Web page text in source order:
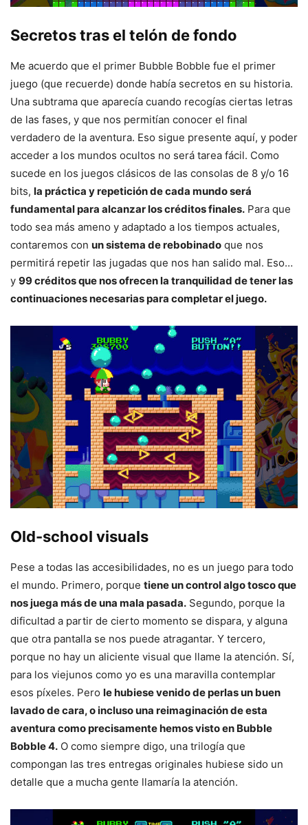
Secretos tras el telón de fondo
Me acuerdo que el primer Bubble Bobble fue el primer
juego (que recuerde) donde había secretos en su historia.
Una subtrama que aparecía cuando recogías ciertas letras
de las fases, y que nos permitían conocer el final
verdadero de la aventura. Eso sigue presente aquí, y poder
acceder a los mundos ocultos no será tarea fácil. Como
sucede en los juegos clásicos de las consolas de 8 y/o 16
bits, la práctica y repetición de cada mundo será
fundamental para alcanzar los créditos finales. Para que
todo sea más ameno y adaptado a los tiempos actuales,
contaremos con un sistema de rebobinado que nos
permitirá repetir las jugadas que nos han salido mal. Eso…
y 99 créditos que nos ofrecen la tranquilidad de tener las
continuaciones necesarias para completar el juego.
Old-school visuals
Pese a todas las accesibilidades, no es un juego para todo
el mundo. Primero, porque tiene un control algo tosco que
nos juega más de una mala pasada. Segundo, porque la
dificultad a partir de cierto momento se dispara, y alguna
que otra pantalla se nos puede atragantar. Y tercero,
porque no hay un aliciente visual que llame la atención. Sí,
para los viejunos como yo es una maravilla contemplar
esos píxeles. Pero le hubiese venido de perlas un buen
lavado de cara, o incluso una reimaginación de esta
aventura como precisamente hemos visto en Bubble
Bobble 4. O como siempre digo, una trilogía que
compongan las tres entregas originales hubiese sido un
detalle que a mucha gente llamaría la atención.